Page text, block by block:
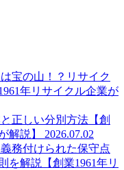
宝の山！？リサイク
年リサイクル企業が
正しい分別方法【創
解説】
2026.07.02
務付けられた保守点
を解説【創業1961年リ